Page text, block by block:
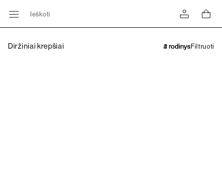
Ieškoti
Diržiniai krepšiai Filtruoti